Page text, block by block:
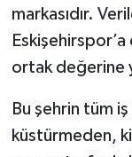
markasıdır.
ortak değerine
Bu şehrin tüm iş
küstürmeden,